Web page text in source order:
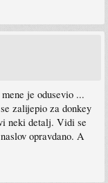
je odusevio ...
zalijepio za donkey
neki detalj. Vidi se
opravdano. A